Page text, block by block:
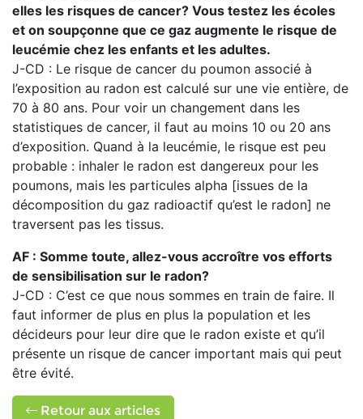
elles les risques de cancer? Vous testez les écoles
et on soupçonne que ce gaz augmente le risque de
leucémie chez les enfants et les adultes.
J-CD : Le risque de cancer du poumon associé à
l’exposition au radon est calculé sur une vie entière, de
70 à 80 ans. Pour voir un changement dans les
statistiques de cancer, il faut au moins 10 ou 20 ans
d’exposition. Quand à la leucémie, le risque est peu
probable : inhaler le radon est dangereux pour les
poumons, mais les particules alpha [issues de la
décomposition du gaz radioactif qu’est le radon] ne
traversent pas les tissus.
AF : Somme toute, allez-vous accroître vos efforts
de sensibilisation sur le radon?
J-CD : C’est ce que nous sommes en train de faire. Il
faut informer de plus en plus la population et les
décideurs pour leur dire que le radon existe et qu’il
présente un risque de cancer important mais qui peut
être évité.
Retour aux articles